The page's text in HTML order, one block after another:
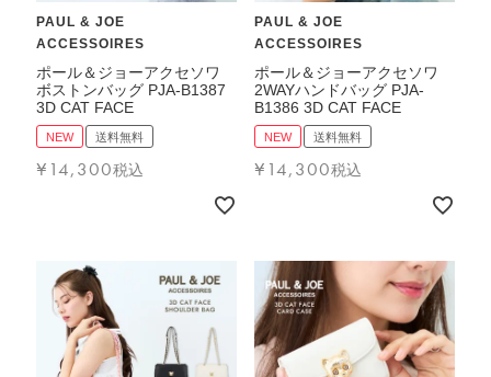
PAUL & JOE
ACCESSOIRES
ポール＆ジョーアクセソワ
ボストンバッグ PJA-B1387
3D CAT FACE
NEW 送料無料
¥ 14,300税込
PAUL & JOE
ACCESSOIRES
ポール＆ジョーアクセソワ
2WAYハンドバッグ PJA-
B1386 3D CAT FACE
NEW 送料無料
¥ 14,300税込